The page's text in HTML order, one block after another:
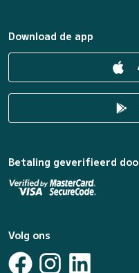
Download de app
Betaling geverifieerd
Volg ons